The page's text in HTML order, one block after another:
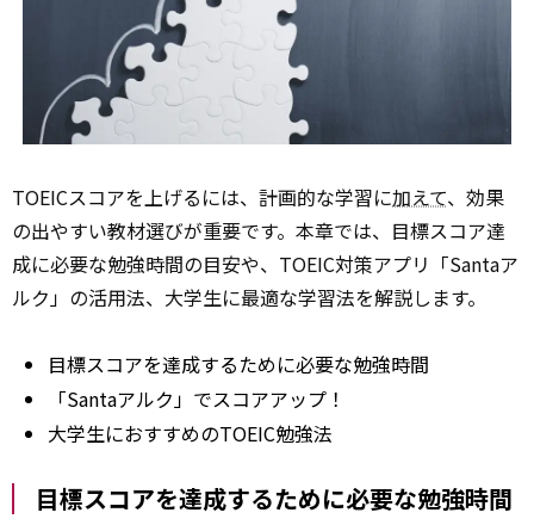
TOEICスコアを上げるには、計画的な学習に加えて、効果
の出やすい教材選びが重要です。本章では、目標スコア達
成に必要な勉強時間の目安や、TOEIC対策アプリ「Santaア
ルク」の活用法、大学生に最適な学習法を解説します。
目標スコアを達成するために必要な勉強時間
「Santaアルク」でスコアアップ！
大学生におすすめのTOEIC勉強法
目標スコアを達成するために必要な勉強時間